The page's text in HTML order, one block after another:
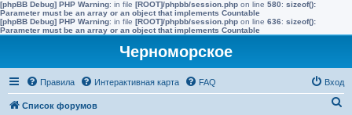
[phpBB Debug] PHP Warning: in file [ROOT]/phpbb/session.php on line 580: sizeof():
Parameter must be an array or an object that implements Countable
[phpBB Debug] PHP Warning: in file [ROOT]/phpbb/session.php on line 636: sizeof():
Parameter must be an array or an object that implements Countable
Черноморское
Правила Интерактивная карта FAQ Вход
Список форумов